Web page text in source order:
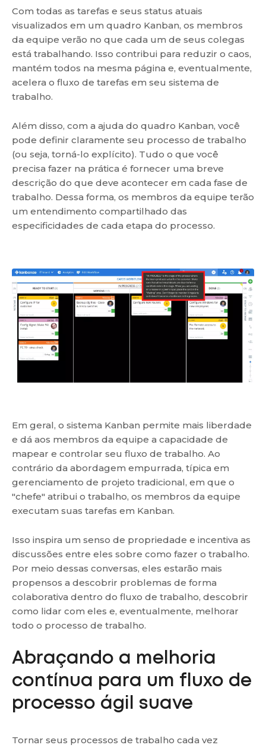
Com todas as tarefas e seus status atuais
visualizados em um quadro Kanban, os membros
da equipe verão no que cada um de seus colegas
está trabalhando. Isso contribui para reduzir o caos,
mantém todos na mesma página e, eventualmente,
acelera o fluxo de tarefas em seu sistema de
trabalho.
Além disso, com a ajuda do quadro Kanban, você
pode definir claramente seu processo de trabalho
(ou seja, torná-lo explícito). Tudo o que você
precisa fazer na prática é fornecer uma breve
descrição do que deve acontecer em cada fase de
trabalho. Dessa forma, os membros da equipe terão
um entendimento compartilhado das
especificidades de cada etapa do processo.
Em geral, o sistema Kanban permite mais liberdade
e dá aos membros da equipe a capacidade de
mapear e controlar seu fluxo de trabalho. Ao
contrário da abordagem empurrada, típica em
gerenciamento de projeto tradicional, em que o
"chefe" atribui o trabalho, os membros da equipe
executam suas tarefas em Kanban.
Isso inspira um senso de propriedade e incentiva as
discussões entre eles sobre como fazer o trabalho.
Por meio dessas conversas, eles estarão mais
propensos a descobrir problemas de forma
colaborativa dentro do fluxo de trabalho, descobrir
como lidar com eles e, eventualmente, melhorar
todo o processo de trabalho.
Abraçando a melhoria
contínua para um fluxo de
processo ágil suave
Tornar seus processos de trabalho cada vez